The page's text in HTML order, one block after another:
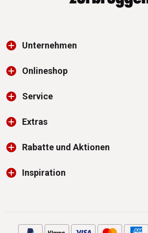
Unternehmen
Onlineshop
Service
Extras
Rabatte und Aktionen
Inspiration